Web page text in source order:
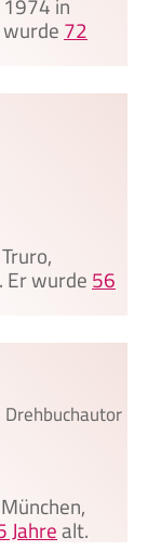
72
Er wurde56
Jahrealt.